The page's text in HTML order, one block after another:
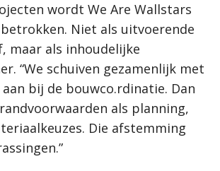
wordt We Are Wallstars
Niet als uitvoerende
maar als inhoudelijke
“We schuiven gezamenlijk met
bij de bouwco.rdinatie. Dan
als planning,
Die afstemming